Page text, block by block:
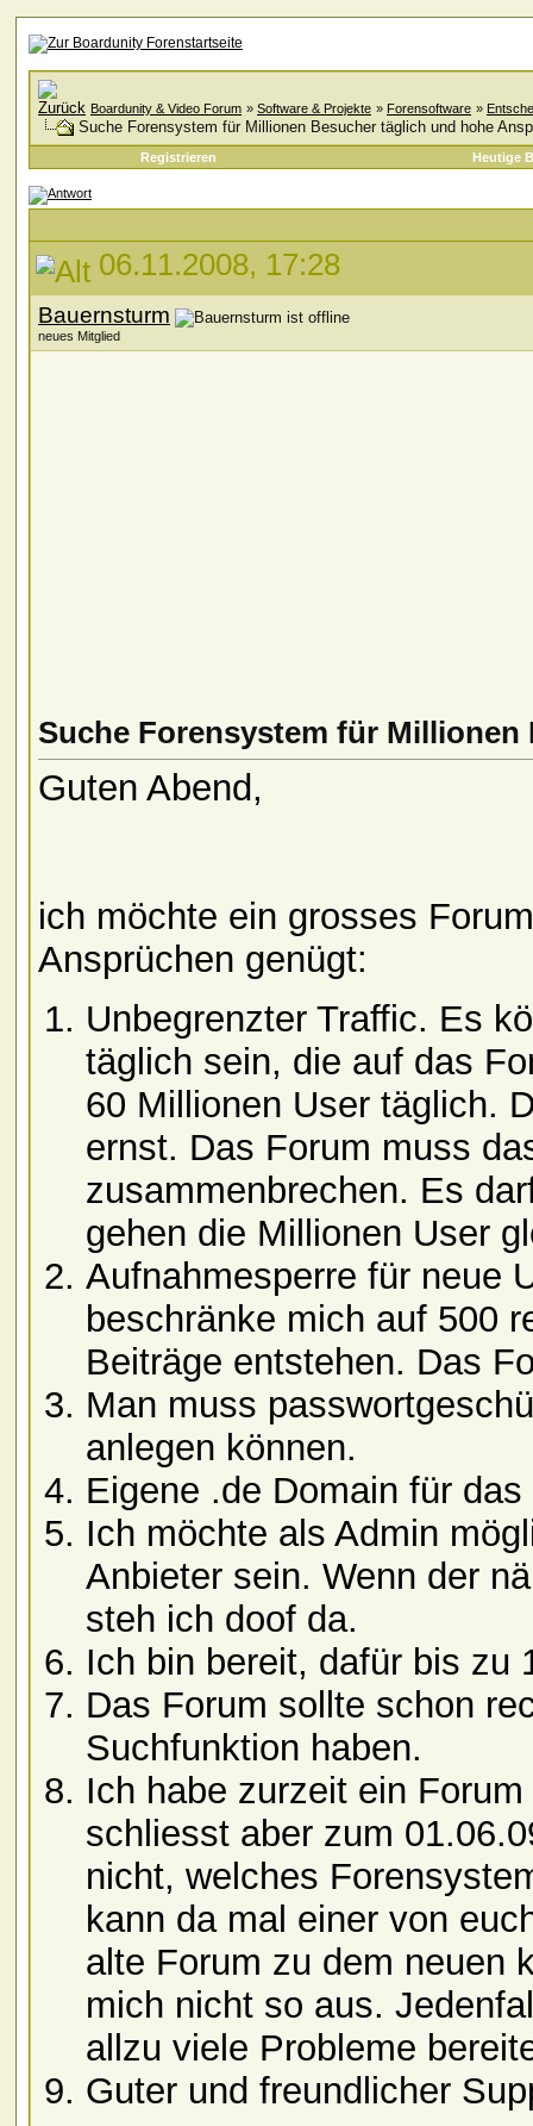
Boardunity & Video Forum » Software & Projekte » Forensoftware »
Suche Forensystem für Millionen Besucher täglich und hohe
Registrieren Heutige
06.11.2008, 17:28
Bauernsturm
neues Mitglied
Suche Forensystem für
Guten Abend,
ich möchte ein grosses
Ansprüchen genügt:
Unbegrenzter Traffic. Es
täglich sein, die auf das
60 Millionen User täglich.
ernst. Das Forum muss
zusammenbrechen. Es
gehen die Millionen User
Aufnahmesperre für neue
beschränke mich auf 500
Beiträge entstehen. Das
Man muss
anlegen können.
Eigene .de Domain für
Ich möchte als Admin
Anbieter sein. Wenn der
steh ich doof da.
Ich bin bereit, dafür bis zu
Das Forum sollte schon
Suchfunktion haben.
Ich habe zurzeit ein
schliesst aber zum
nicht, welches
kann da mal einer von
alte Forum zu dem neuen
mich nicht so aus.
allzu viele Probleme
Guter und freundlicher